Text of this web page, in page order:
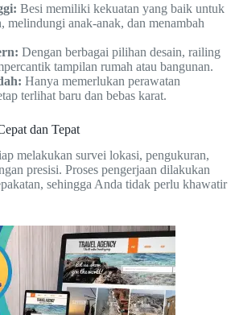
Besi memiliki kekuatan yang baik untuk
melindungi anak-anak, dan menambah
Dengan berbagai pilihan desain, railing
tampilan rumah atau bangunan.
Hanya memerlukan perawatan
terlihat baru dan bebas karat.
dan Tepat
melakukan survei lokasi, pengukuran,
presisi. Proses pengerjaan dilakukan
sehingga Anda tidak perlu khawatir